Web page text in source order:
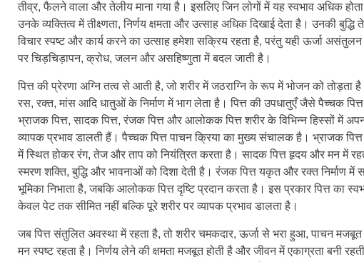
तीव्र, फैलने वाला और तेलीय माना गया है। इसलिए जिन लोगों में यह स्वभाव अधिक
उनके व्यक्तित्व में तीक्ष्णता, निर्णय क्षमता और उत्साह अधिक दिखाई देता है। उनकी बुद्धि
विचार स्पष्ट और कार्य करने का उत्साह हमेशा सक्रिय रहता है, परंतु यही ऊर्जा असंतुलन
पर चिड़चिड़ापन, क्रोध, जलन और असहिष्णुता में बदल जाती है।
पित्त की प्रेरणा अग्नि तत्व से आती है, जो शरीर में जठराग्नि के रूप में भोजन को तोड़ता
रस, रक्त, मांस आदि धातुओं के निर्माण में भाग लेता है। पित्त की उपधातुएँ जैसे पैच्चक
भ्राजक पित्त, सादक पित्त, रंजक पित्त और आलोकक पित्त शरीर के विभिन्न हिस्सों में
व्यापक प्रभाव डालती हैं। पैच्चक पित्त पाचन क्रिया का मुख्य संचालक है। भ्राजक पित्त
में स्थित होकर रंग, तेज और ताप को नियंत्रित करता है। सादक पित्त हृदय और मन में
स्मरण शक्ति, बुद्धि और भावनाओं को दिशा देती है। रंजक पित्त यकृत और रक्त निर्माण में
भूमिका निभाता है, जबकि आलोकक पित्त दृष्टि प्रदान करता है। इस प्रकार पित्त का
केवल पेट तक सीमित नहीं बल्कि पूरे शरीर पर व्यापक प्रभाव डालता है।
जब पित्त संतुलित अवस्था में रहता है, तो शरीर चमकदार, ऊर्जा से भरा हुआ, पाचन
मन स्पष्ट रहता है। निर्णय लेने की क्षमता मजबूत होती है और जीवन में एकाग्रता बनी